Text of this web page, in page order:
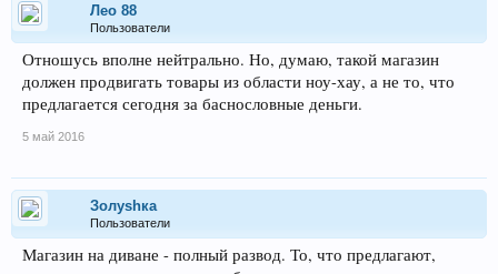
Лeo 88
Пользователи
Отношусь вполне нейтрально. Но, думаю, такой магазин
должен продвигать товары из области ноу-хау, а не то, что
предлагается сегодня за баснословные деньги.
5 май 2016
Золуshка
Пользователи
Магазин на диване - полный развод. То, что предлагают,